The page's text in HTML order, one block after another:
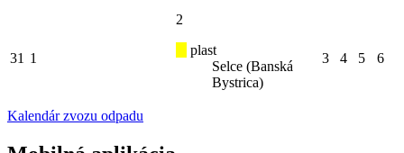
31 1
2
plast
Selce (Banská
Bystrica)
3 4 5 6
Kalendár zvozu odpadu